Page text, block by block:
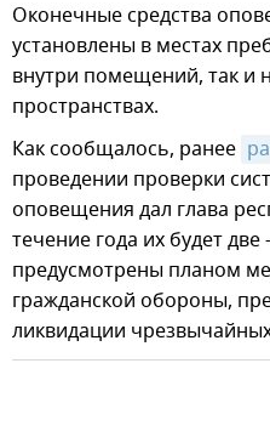
Оконечные средства
установлены в местах
внутри помещений, так и
пространствах.
Как сообщалось, ранее
проведении проверки
оповещения дал глава
течение года их будет
предусмотрены планом
гражданской обороны,
ликвидации